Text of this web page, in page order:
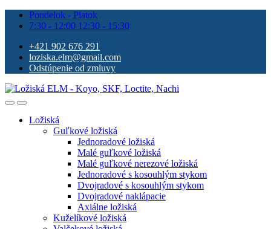
Pondelok - Piatok
7:30 - 12:00 12:30 - 15:30
+421 902 676 291
loziska.elm@gmail.com
Odstúpenie od zmluvy
Ložiská
Guľkové ložiská
Jednoradové ložiská
Malé guľkové ložiská
Malé guľkové nerezové ložiská
Jednoradové s kosouhlým stykom
Dvojradové s kosouhlým stykom
Dvojradové naklápacie
Axiálne ložiská
Kuželíkové ložiská